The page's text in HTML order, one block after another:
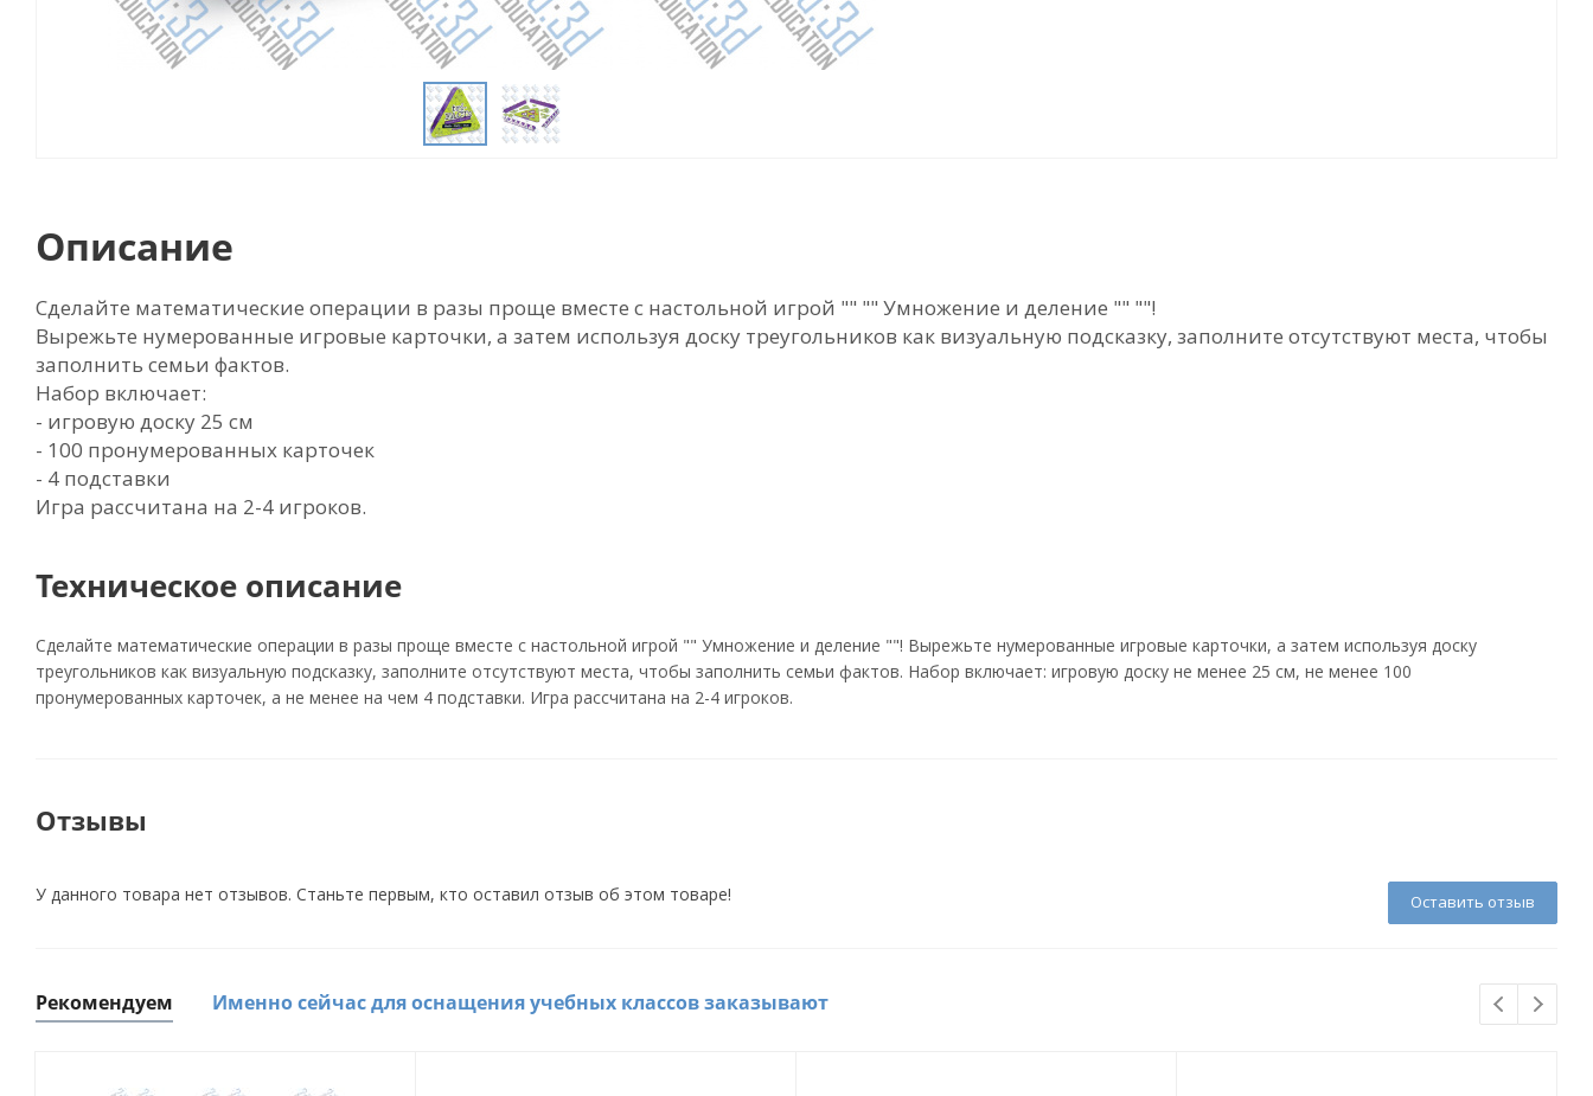
Описание
Сделайте математические операции в разы проще вместе с настольной игрой "" "" Умножение и деление "" ""!
Вырежьте нумерованные игровые карточки, а затем используя доску треугольников как визуальную подсказку, заполните отсутствуют места, чтобы
заполнить семьи фактов.
Набор включает:
- игровую доску 25 см
- 100 пронумерованных карточек
- 4 подставки
Игра рассчитана на 2-4 игроков.
Техническое описание
Сделайте математические операции в разы проще вместе с настольной игрой "" Умножение и деление ""! Вырежьте нумерованные игровые карточки, а затем используя доску
треугольников как визуальную подсказку, заполните отсутствуют места, чтобы заполнить семьи фактов. Набор включает: игровую доску не менее 25 см, не менее 100
пронумерованных карточек, а не менее на чем 4 подставки. Игра рассчитана на 2-4 игроков.
Отзывы
Оставить отзыв
У данного товара нет отзывов. Станьте первым, кто оставил отзыв об этом товаре!
Рекомендуем Именно сейчас для оснащения учебных классов заказывают